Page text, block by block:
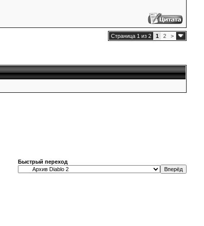
Страница 1 из 2 1 2 >
Быстрый переход